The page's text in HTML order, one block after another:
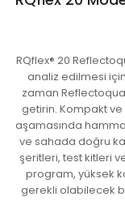
ve Kontrol
RQflex® 20
analiz edilmesi
zaman
getirin. Kompakt ve
aşamasında
ve sahada doğru
şeritleri, test kitleri
program, yüksek
gerekli olabilecek